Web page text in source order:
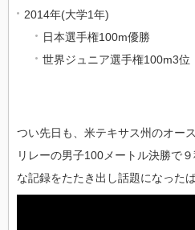
2014年(大学1年)
日本選手権100m優勝
世界ジュニア選手権100m3位
つい先日も、米テキサス州のオー
リレーの男子100メートル決勝で
な記録をたたき出し話題になった